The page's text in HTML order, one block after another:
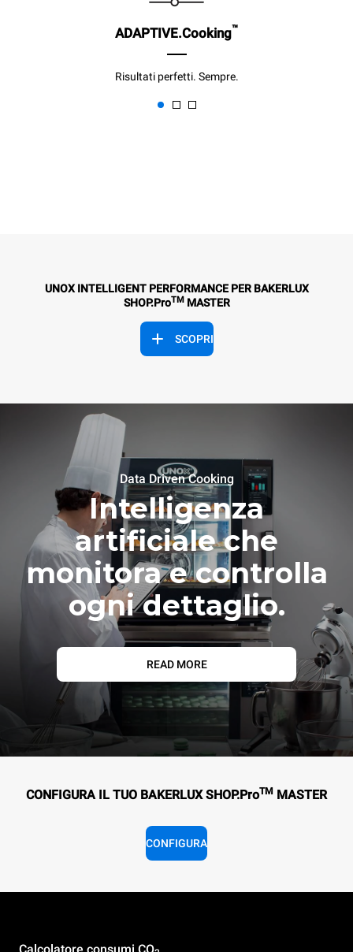
ADAPTIVE.Cooking™
Risultati perfetti. Sempre.
UNOX INTELLIGENT PERFORMANCE PER BAKERLUX
SHOP.ProTMMASTER
SCOPRI
Data Driven Cooking
Intelligenza
artificiale che
monitora e controlla
ogni dettaglio.
READ MORE
CONFIGURA IL TUO BAKERLUX SHOP.ProTM MASTER
CONFIGURA